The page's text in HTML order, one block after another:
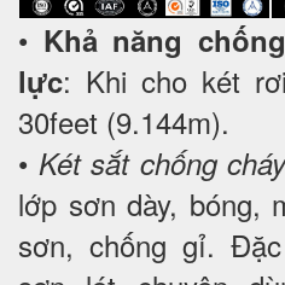
• Khả năng
lực: Khi cho két
30feet (9.144m).
• Két sắt chống cháy
lớp sơn dày, bóng,
sơn, chống gỉ.